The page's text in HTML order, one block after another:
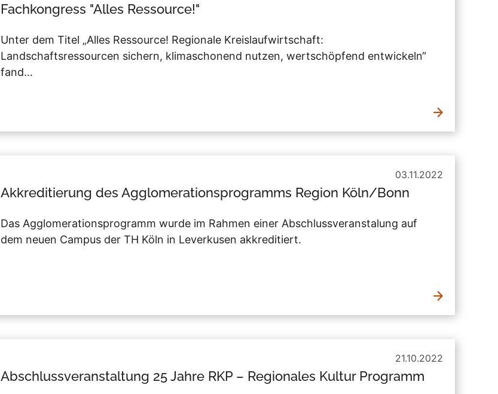
Fachkongress "Alles Ressource!"
Unter dem Titel „Alles Ressource! Regionale Kreislaufwirtschaft:
Landschaftsressourcen sichern, klimaschonend nutzen, wertschöpfend entwickeln“
fand…
03.11.2022
Akkreditierung des Agglomerationsprogramms Region Köln/Bonn
Das Agglomerationsprogramm wurde im Rahmen einer Abschlussveranstalung auf
dem neuen Campus der TH Köln in Leverkusen akkreditiert.
21.10.2022
Abschlussveranstaltung 25 Jahre RKP – Regionales Kultur Programm